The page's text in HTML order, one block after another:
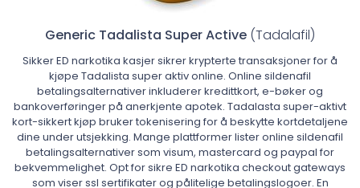
Generic Tadalista Super Active (Tadalafil)
Sikker ED narkotika kasjer sikrer krypterte transaksjoner for å
kjøpe Tadalista super aktiv online. Online sildenafil
betalingsalternativer inkluderer kredittkort, e-bøker og
bankoverføringer på anerkjente apotek. Tadalasta super-aktivt
kort-sikkert kjøp bruker tokenisering for å beskytte kortdetaljene
dine under utsjekking. Mange plattformer lister online sildenafil
betalingsalternativer som visum, mastercard og paypal for
bekvemmelighet. Opt for sikre ED narkotika checkout gateways
som viser ssl sertifikater og pålitelige betalingslogoer. En